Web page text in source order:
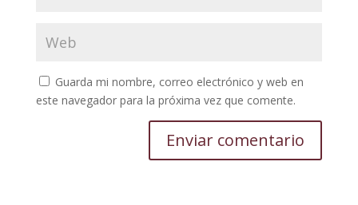
Guarda mi nombre, correo electrónico y web en
este navegador para la próxima vez que comente.